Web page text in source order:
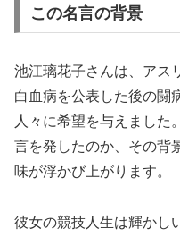
この名言の背景
池江璃花子さんは、アス
白血病を公表した後の闘
人々に希望を与えました
言を発したのか、その背
味が浮かび上がります。
彼女の競技人生は輝かし